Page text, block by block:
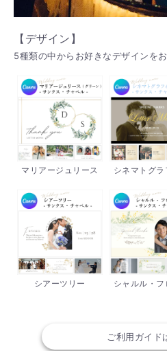
【デザイン】
5種類の中からお好きなデザインを
マリアージュリース シネマトグラ
シアーツリー シャルル・フ
ご利用ガイド